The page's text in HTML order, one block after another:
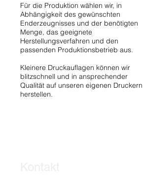
Für die Produktion wählen wir, in
Abhängigkeit des gewünschten
Enderzeugnisses und der benötigten
Menge, das geeignete
Herstellungsverfahren und den
passenden Produktionsbetrieb aus.
Kleinere Druckauflagen können wir
blitzschnell und in ansprechender
Qualität auf unseren eigenen Druckern
herstellen.